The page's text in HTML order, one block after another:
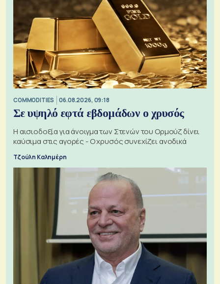
COMMODITIES 06.08.2026, 09:18
Σε υψηλό εφτά εβδομάδων ο χρυσός
Η αισιοδοξία για άνοιγμα των Στενών του Ορμούζ δίνει
καύσιμα στις αγορές - Ο χρυσός συνεχίζει ανοδικά
Τζούλη Καλημέρη